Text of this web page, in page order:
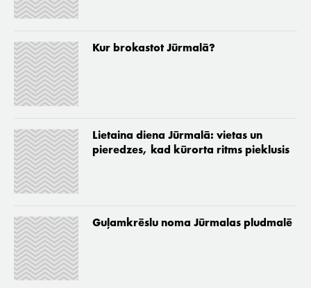
Kur brokastot Jūrmalā?
Lietaina diena Jūrmalā: vietas un
pieredzes, kad kūrorta ritms pieklusis
Guļamkrēslu noma Jūrmalas pludmalē